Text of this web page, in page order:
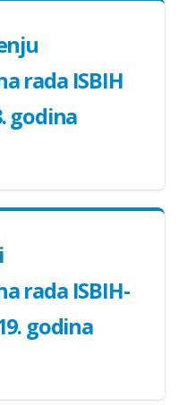
rada ISBIH
godina
rada ISBIH-
godina